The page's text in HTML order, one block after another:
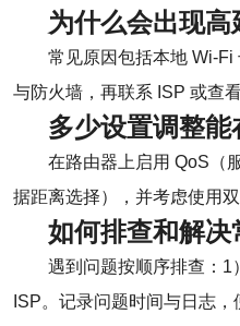
为什么会出现高
常见原因包括本地
与防火墙，再联系 ISP 或查
多少设置调整
在路由器上启用 QoS（
据距离选择），并考虑使用
如何排查和解
遇到问题按顺序排查：1
ISP。记录问题时间与日志，